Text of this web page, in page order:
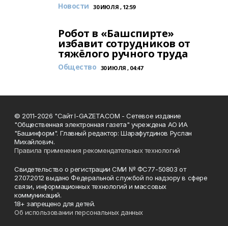
Новости 30 ИЮЛЯ , 12:59
Робот в «Башспирте»
избавит сотрудников от
тяжёлого ручного труда
Общество 30 ИЮЛЯ , 04:47
© 2011-2026 "Сайт I-GAZETA.COM - Сетевое издание
"Общественная электронная газета" учреждена АО ИА
"Башинформ". Главный редактор: Шарафутдинов Руслан
Михайлович.
Правила применения рекомендательных технологий
Свидетельство о регистрации СМИ № ФС77-50803 от
27.07.2012 выдано Федеральной службой по надзору в сфере
связи, информационных технологий и массовых
коммуникаций.
18+ запрещено для детей.
Об использовании персональных данных